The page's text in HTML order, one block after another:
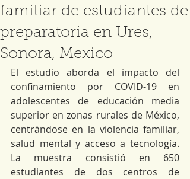
familiar de estudiantes de
preparatoria en Ures,
Sonora, Mexico
El estudio aborda el impacto del
confinamiento por COVID-19 en
adolescentes de educación media
superior en zonas rurales de México,
centrándose en la violencia familiar,
salud mental y acceso a tecnología.
La muestra consistió en 650
estudiantes de dos centros de